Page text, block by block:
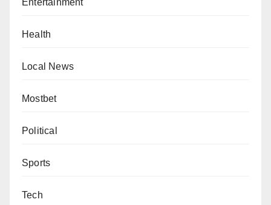
Entertainment
Health
Local News
Mostbet
Political
Sports
Tech